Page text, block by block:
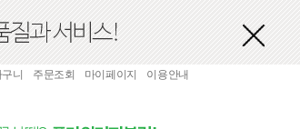
니 주문조회 마이페이지 이용안내